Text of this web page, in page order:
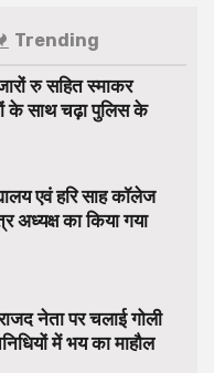
Trending
रु सहित स्माकर
के साथ चढ़ा पुलिस के
एवं हरि साह कॉलेज
अध्यक्ष का किया गया
नेता पर चलाई गोली
में भय का माहौल